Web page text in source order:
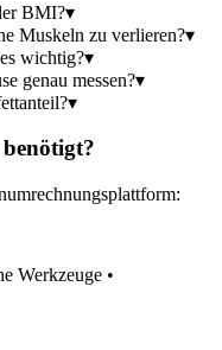
BMI?▾
Muskeln zu verlieren?▾
wichtig?▾
genau messen?▾
▾
Werkzeuge •